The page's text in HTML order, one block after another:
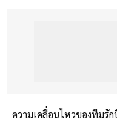
ความเคลื่อนไหวของทีมรั